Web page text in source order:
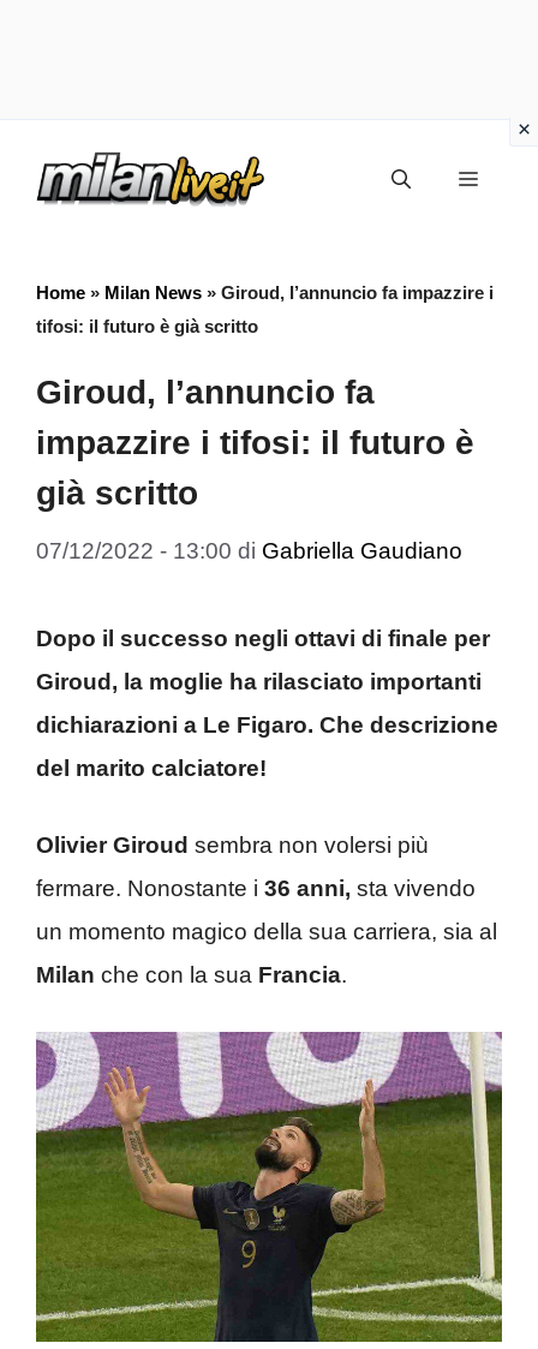
Menu
Home » Milan News » Giroud, l’annuncio fa impazzire i
tifosi: il futuro è già scritto
Giroud, l’annuncio fa
impazzire i tifosi: il futuro è
già scritto
07/12/2022 - 13:00 di Gabriella Gaudiano
Dopo il successo negli ottavi di finale per
Giroud, la moglie ha rilasciato importanti
dichiarazioni a Le Figaro. Che descrizione
del marito calciatore!
Olivier Giroud sembra non volersi più
fermare. Nonostante i 36 anni, sta vivendo
un momento magico della sua carriera, sia al
Milan che con la sua Francia.